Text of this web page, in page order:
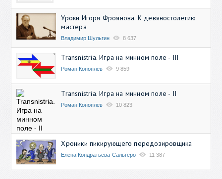
Уроки Игоря Фроянова. К девяностолетию
мастера
Владимир Шульгин 8 637
Transnistria. Игра на минном поле - III
Роман Коноплев 9 859
Transnistria. Игра на минном поле - II
Роман Коноплев 10 823
Хроники пикирующего передозировщика
Елена Кондратьева-Сальгеро 11 387